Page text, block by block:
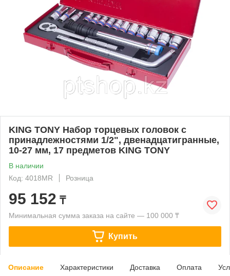
KING TONY Набор торцевых головок с
принадлежностями 1/2", двенадцатигранные,
10-27 мм, 17 предметов KING TONY
В наличии
Код: 4018MR
Розница
95 152 ₸
Минимальная сумма заказа на сайте — 100 000 ₸
Купить
Описание Характеристики Доставка Оплата